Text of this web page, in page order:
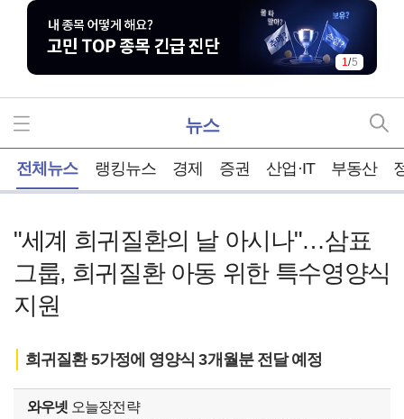
1/5
뉴스
전체뉴스 랭킹뉴스 경제 증권 산업·IT 부동산
"세계 희귀질환의 날 아시나"…삼표
그룹, 희귀질환 아동 위한 특수영양식
지원
희귀질환 5가정에 영양식 3개월분 전달 예정
와우넷 오늘장전략